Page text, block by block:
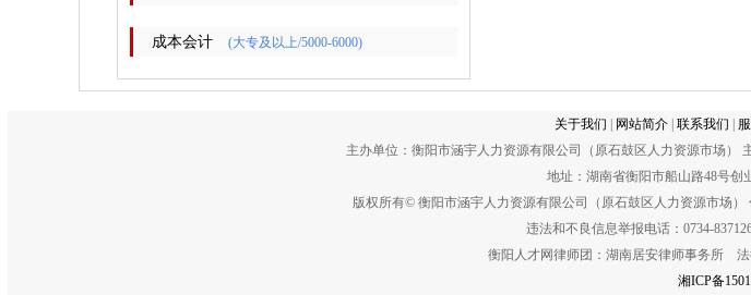
成本会计 (大专及以上/5000-6000)
关于我们 网站简介 联系我们
主办单位：衡阳市涵宇人力资源有限公司（原石鼓区人力资源市场）
地址：湖南省衡阳市船山路48号创
版权所有© 衡阳市涵宇人力资源有限公司（原石鼓区人力资源市场
违法和不良信息举报电话：0734-
衡阳人才网律师团：湖南居安律师事务所
湘ICP备